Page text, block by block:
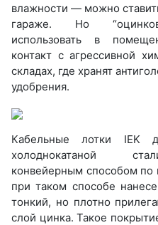
влажности — можно
гараже. Но
использовать в
контакт с агрессивной
складах, где хранят
удобрения.
Кабельные лотки IEK
холоднокатаной
конвейерным способом
при таком способе
тонкий, но плотно
слой цинка. Такое